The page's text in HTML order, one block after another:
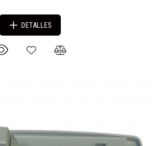
DETALLES